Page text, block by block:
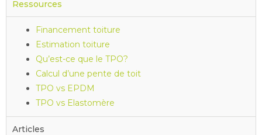
Ressources
Financement toiture
Estimation toiture
Qu’est-ce que le TPO?
Calcul d’une pente de toit
TPO vs EPDM
TPO vs Elastomère
Articles